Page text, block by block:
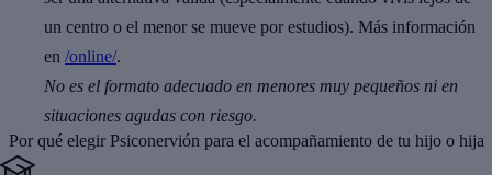
un centro o el menor se mueve por estudios). Más información
en /online/.
No es el formato adecuado en menores muy pequeños ni en
situaciones agudas con riesgo.
Por qué elegir Psiconervión para el acompañamiento de tu hijo o hija